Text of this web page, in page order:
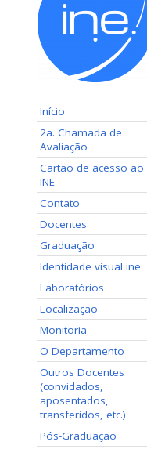
Início
2a. Chamada de
Avaliação
Cartão de acesso ao
INE
Contato
Docentes
Graduação
Identidade visual ine
Laboratórios
Localização
Monitoria
O Departamento
Outros Docentes
(convidados,
aposentados,
transferidos, etc.)
Pós-Graduação